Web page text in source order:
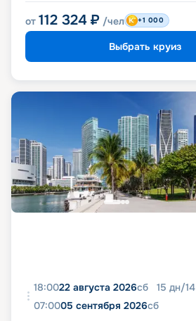
от 112 324 ₽ /чел +1 000
Выбрать круиз
18:0022 августа 2026сб 15 дн/14
07:0005 сентября 2026сб